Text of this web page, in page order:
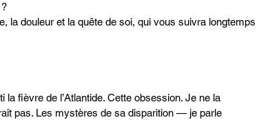
la douleur et la quête de soi, qui vous suivra longtemps
la fièvre de l’Atlantide. Cette obsession. Je ne la
pas. Les mystères de sa disparition — je parle